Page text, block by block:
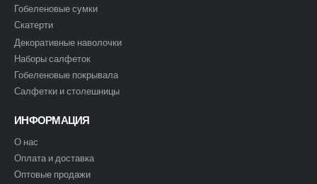
Гобеленовые сумки
Скатерти
Декоративные наволочки
Наборы салфеток
Гобеленовые покрывала
Салфетки и столешницы
ИНФОРМАЦИЯ
О нас
Оплата и доставка
Оптовые продажи